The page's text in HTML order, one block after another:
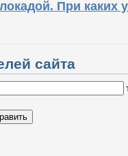
При каких
сайта